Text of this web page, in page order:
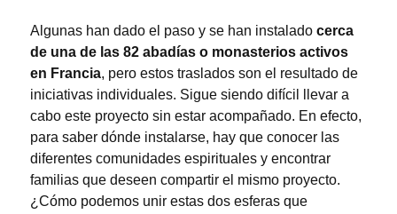
Algunas han dado el paso y se han instalado cerca
de una de las 82 abadías o monasterios activos
en Francia, pero estos traslados son el resultado de
iniciativas individuales. Sigue siendo difícil llevar a
cabo este proyecto sin estar acompañado. En efecto,
para saber dónde instalarse, hay que conocer las
diferentes comunidades espirituales y encontrar
familias que deseen compartir el mismo proyecto.
¿Cómo podemos unir estas dos esferas que